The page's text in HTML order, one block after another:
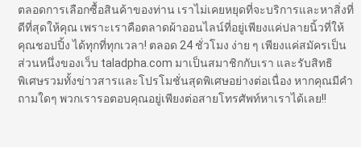
ตลอดการเลือกซื้อสินค้าของท่าน เราไม่เคยหยุดที่จะบริการและหาสิ่งที่
ดีที่สุดให้คุณ เพราะเราคือตลาดผ้าออนไลน์ที่อยู่เพียงแค่ปลายนิ้วที่ให้
คุณชอปปิ้ง ได้ทุกที่ทุกเวลา! ตลอด 24 ชั่วโมง ง่าย ๆ เพียงแค่สมัครเป็น
ส่วนหนึ่งของเว็บ taladpha.com มาเป็นสมาชิกกับเรา และรับสิทธิ
พิเศษรวมทั้งข่าวสารและโปรโมชั่นสุดพิเศษอย่างต่อเนื่อง หากคุณมีคำ
ถามใดๆ พวกเรารอตอบคุณอยู่เพียงต่อสายโทรศัพท์หาเราได้เลย!!